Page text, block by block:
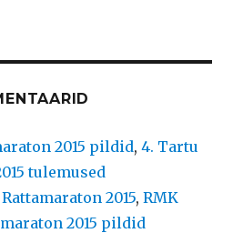
2015 pildid,4. Tartu
tulemused
2015,RMK
2015 pildid